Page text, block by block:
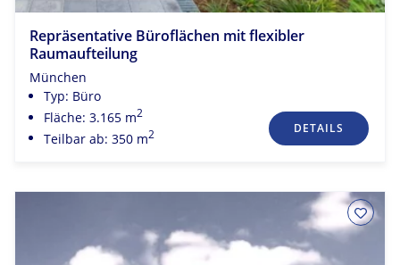
Repräsentative Büroflächen mit flexibler
Raumaufteilung
München
Typ: Büro
Fläche: 3.165 m2
Teilbar ab: 350 m2 DETAILS